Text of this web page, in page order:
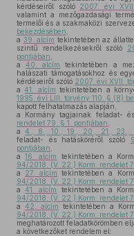
kérdéseiről szóló 2007. évi
valamint a mezőgazdasági
termelői és a szakmaközi
bekezdésében
a 39. alcím tekintetében az
szintű rendelkezésekről szóló
pontjában
a40. alcím
tekintetében a
halászati támogatásokhoz és
kérdéseiről szóló 2007. évi XVII.
a41. alcím tekintetében a
1995. évi LIII. törvény 110. § (8)
kapott felhatalmazás alapján,
a Kormány tagjainak feladat-
rendelet 79. § 1. pontjában
a 4., 8., 10., 19., 20., 21., 23.,
feladat- és hatásköréről szóló
pontjában
a16. alcím
tekintetében a
94/2018. (V. 22.) Korm. rendelet
a 27. alcím tekintetében a
94/2018. (V. 22.) Korm. rendelet
a41. alcím
tekintetében a
94/2018. (V. 22.) Korm. rendelet
a 42. alcím tekintetében a
94/2018. (V. 22.) Korm. rendelet
meghatározott feladatkörömben
a következőket rendelem el: